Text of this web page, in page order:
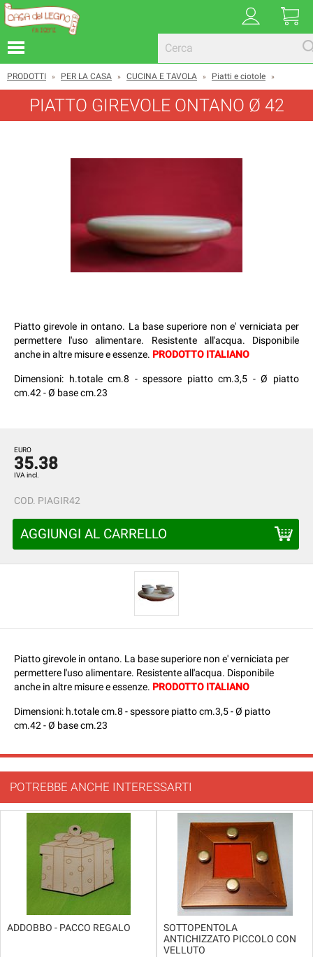
PRODOTTI » PER LA CASA » CUCINA E TAVOLA » Piatti e ciotole »
PIATTO GIREVOLE ONTANO Ø 42
Piatto girevole in ontano. La base superiore non e' verniciata per
permettere l'uso alimentare. Resistente all'acqua. Disponibile
anche in altre misure e essenze. PRODOTTO ITALIANO
Dimensioni: h.totale cm.8 - spessore piatto cm.3,5 - Ø piatto
cm.42 - Ø base cm.23
EURO
35.38
IVA incl.
COD. PIAGIR42
AGGIUNGI AL CARRELLO
Piatto girevole in ontano. La base superiore non e' verniciata per
permettere l'uso alimentare. Resistente all'acqua. Disponibile
anche in altre misure e essenze. PRODOTTO ITALIANO
Dimensioni: h.totale cm.8 - spessore piatto cm.3,5 - Ø piatto
cm.42 - Ø base cm.23
POTREBBE ANCHE INTERESSARTI
ADDOBBO - PACCO REGALO
SOTTOPENTOLA
ANTICHIZZATO PICCOLO CON
VELLUTO